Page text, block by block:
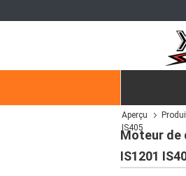
Demande
Aperçu
IS405
Moteur de
IS1201